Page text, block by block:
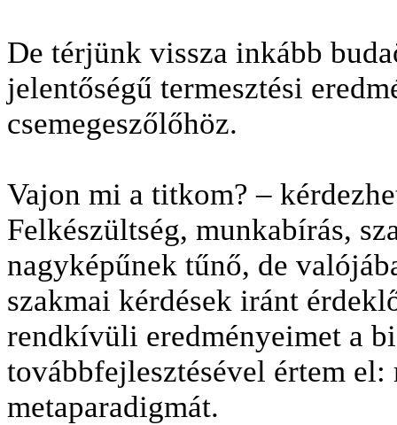
De térjünk vissza inkább
jelentőségű termesztési
csemegeszőlőhöz.
Vajon mi a titkom? –
Felkészültség, munkabírás,
nagyképűnek tűnő, de
szakmai kérdések iránt
rendkívüli eredményeimet a
továbbfejlesztésével értem
metaparadigmát.